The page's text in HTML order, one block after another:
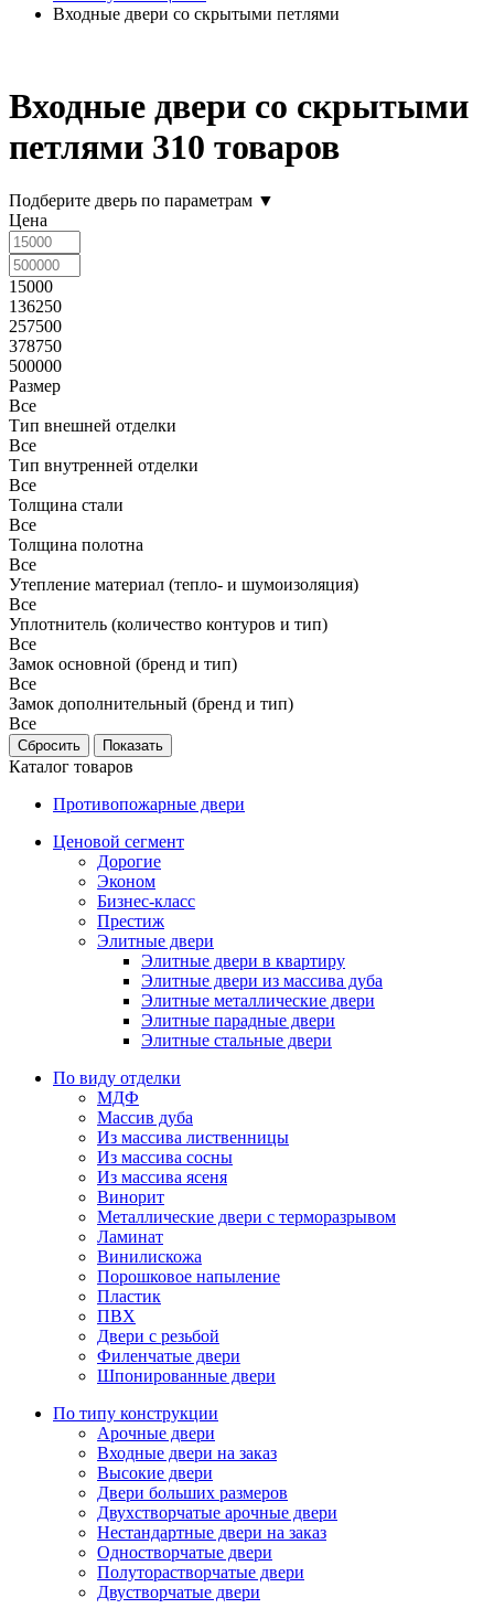
Входные двери со скрытыми петлями
Входные двери со скрытыми
петлями 310 товаров
Подберите дверь по параметрам ▼
Цена
15000
136250
257500
378750
500000
Размер
Все
Тип внешней отделки
Все
Тип внутренней отделки
Все
Толщина стали
Все
Толщина полотна
Все
Утепление материал (тепло- и шумоизоляция)
Все
Уплотнитель (количество контуров и тип)
Все
Замок основной (бренд и тип)
Все
Замок дополнительный (бренд и тип)
Все
Каталог товаров
Противопожарные двери
Ценовой сегмент
Дорогие
Эконом
Бизнес-класс
Престиж
Элитные двери
Элитные двери в квартиру
Элитные двери из массива дуба
Элитные металлические двери
Элитные парадные двери
Элитные стальные двери
По виду отделки
МДФ
Массив дуба
Из массива лиственницы
Из массива сосны
Из массива ясеня
Винорит
Металлические двери с терморазрывом
Ламинат
Винилискожа
Порошковое напыление
Пластик
ПВХ
Двери с резьбой
Филенчатые двери
Шпонированные двери
По типу конструкции
Арочные двери
Входные двери на заказ
Высокие двери
Двери больших размеров
Двухстворчатые арочные двери
Нестандартные двери на заказ
Одностворчатые двери
Полуторастворчатые двери
Двустворчатые двери